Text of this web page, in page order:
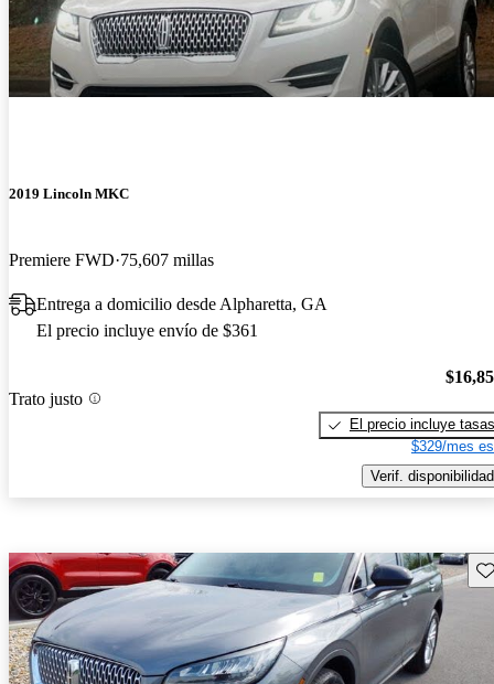
2019 Lincoln MKC
Premiere FWD 75,607 millas
Entrega a domicilio desde Alpharetta, GA
El precio incluye envío de $361
Trato justo
El precio incluye tasas
$329/mes
Verif. disponibilidad